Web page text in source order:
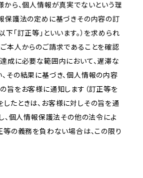
から、個人情報が真実でないという理
保護法の定めに基づきその内容の訂
下「訂正等」といいます。）を求められ
本人からのご請求であることを確認
成に必要な範囲内において、遅滞な
その結果に基づき、個人情報の内容
旨をお客様に通知します（訂正等を
たときは、お客様に対しその旨を通
し、個人情報保護法その他の法令によ
等の義務を負わない場合は、この限り